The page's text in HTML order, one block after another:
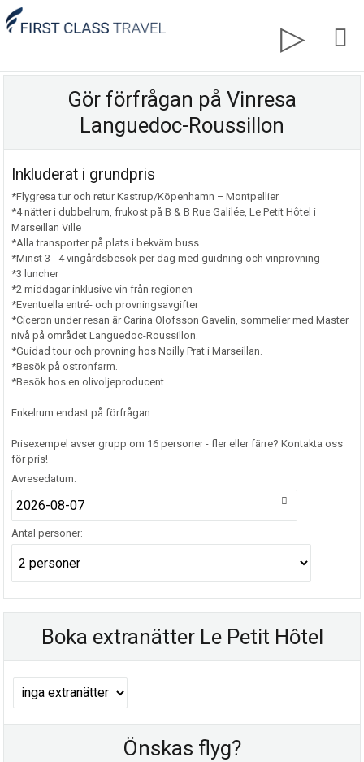
Gör förfrågan på Vinresa
Languedoc-Roussillon
Inkluderat i grundpris
*Flygresa tur och retur Kastrup/Köpenhamn – Montpellier
*4 nätter i dubbelrum, frukost på B & B Rue Galilée, Le Petit Hôtel i
Marseillan Ville
*Alla transporter på plats i bekväm buss
*Minst 3 - 4 vingårdsbesök per dag med guidning och vinprovning
*3 luncher
*2 middagar inklusive vin från regionen
*Eventuella entré- och provningsavgifter
*Ciceron under resan är Carina Olofsson Gavelin, sommelier med Master
nivå på området Languedoc-Roussillon.
*Guidad tour och provning hos Noilly Prat i Marseillan.
*Besök på ostronfarm.
*Besök hos en olivoljeproducent.
Enkelrum endast på förfrågan
Prisexempel avser grupp om 16 personer - fler eller färre? Kontakta oss
för pris!
Avresedatum:
Antal personer:
Boka extranätter Le Petit Hôtel
Önskas flyg?